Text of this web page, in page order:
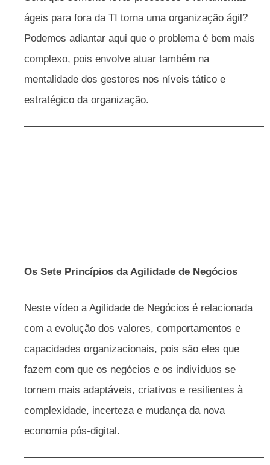
ágeis para fora da TI torna uma organização ágil?
Podemos adiantar aqui que o problema é bem mais
complexo, pois envolve atuar também na
mentalidade dos gestores nos níveis tático e
estratégico da organização.
Os Sete Princípios da Agilidade de Negócios
Neste vídeo a Agilidade de Negócios é relacionada
com a evolução dos valores, comportamentos e
capacidades organizacionais, pois são eles que
fazem com que os negócios e os indivíduos se
tornem mais adaptáveis, criativos e resilientes à
complexidade, incerteza e mudança da nova
economia pós-digital.